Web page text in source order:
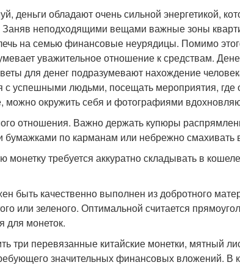
деньги обладают очень сильной энергетикой,
неподходящими вещами важные зоны
на семью финансовые неурядицы. Помимо
уважительное отношение к средствам.
для денег подразумевают нахождение
с успешными людьми, посещать мероприятия,
можно окружить себя и фотографиями
отношения. Важно держать купюры
бумажками по карманам или небрежно смахивать
требуется аккуратно складывать в
быть качественно выполнен из добротного
или зеленого. Оптимальной считается
для монеток.
три перевязанные китайские монетки, мятный
значительных финансовых вложений. В